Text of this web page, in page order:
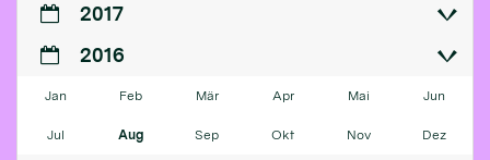
2017
2016
Jan Feb Mär Apr Mai Jun
Jul Aug Sep Okt Nov Dez